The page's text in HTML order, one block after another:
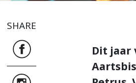
SHARE
Dit